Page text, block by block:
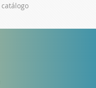
catálogo